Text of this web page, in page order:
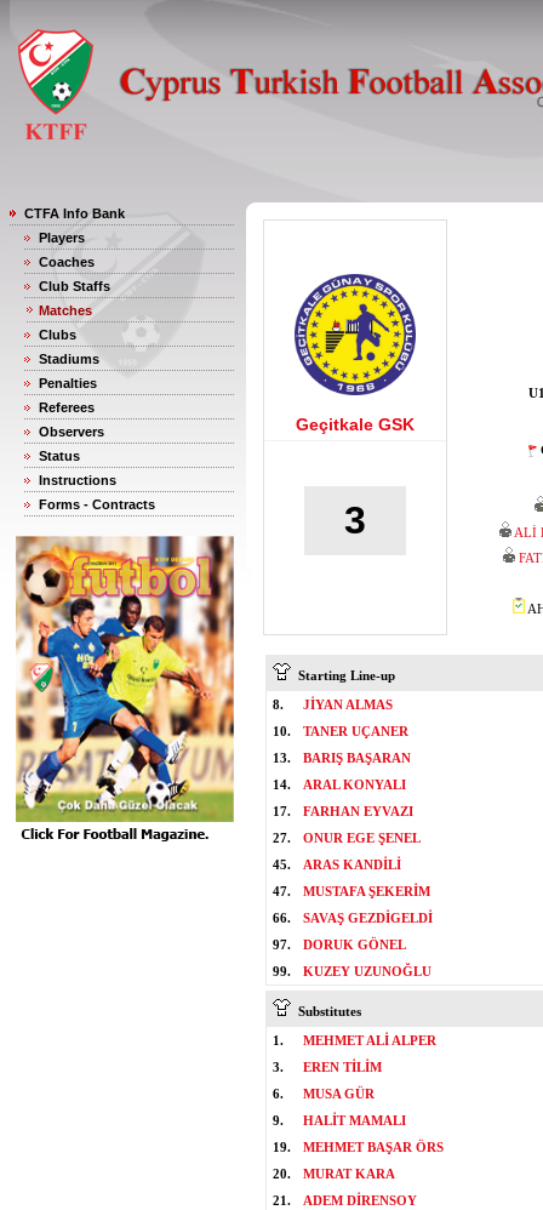
CTFA Info Bank
Players
Coaches
Club Staffs
Matches
Clubs
Stadiums
Penalties
Referees
Observers
Status
Instructions
Forms - Contracts
Geçitkale GSK
3
ALİ
Starting Line-up
8.
JİYAN ALMAS
10.
TANER UÇANER
13.
BARIŞ BAŞARAN
14.
ARAL KONYALI
17.
FARHAN EYVAZI
27.
ONUR EGE ŞENEL
45.
ARAS KANDİLİ
47.
MUSTAFA ŞEKERİM
66.
SAVAŞ GEZDİGELDİ
97.
DORUK GÖNEL
99.
KUZEY UZUNOĞLU
Substitutes
1.
MEHMET ALİ ALPER
3.
EREN TİLİM
6.
MUSA GÜR
9.
HALİT MAMALI
19.
MEHMET BAŞAR ÖRS
20.
MURAT KARA
21.
ADEM DİRENSOY